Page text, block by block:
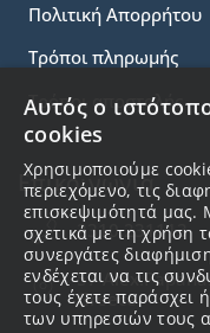
Πολιτική Απορρήτου
Τρόποι πληρωμής
Τρόποι αποστολής
Επικοινωνία
2310.231113
57
Greece
Αυτός ο
cookies
Χρησιμοποιούμε
περιεχόμενο, τις
επισκεψιμότητά μας.
σχετικά με τη χρήση
συνεργάτες
ενδέχεται να τις
τους έχετε παράσχει
των υπηρεσιών τους